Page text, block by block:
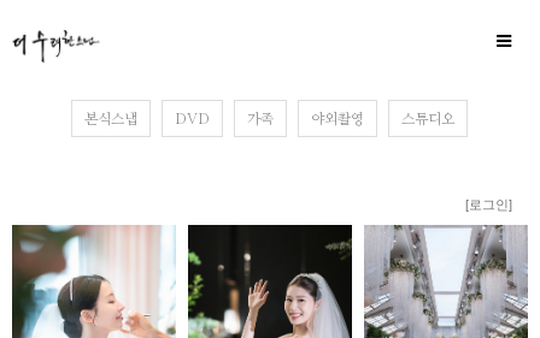
본식스냅 DVD 가족 야외촬영 스튜디오
[로그인]